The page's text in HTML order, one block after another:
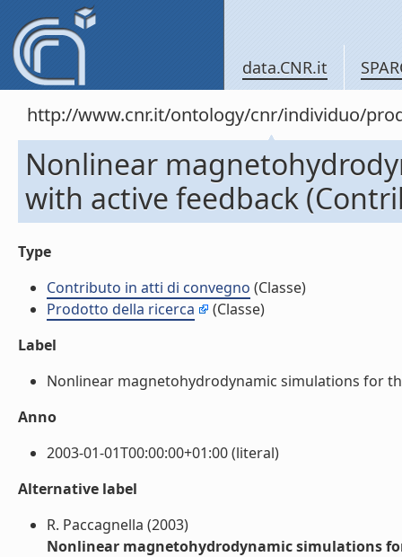
data.CNR.it
http://www.cnr.it/ontology/cnr/individuo/
Nonlinear
with active feedback
Type
Contributo in atti di convegno (Classe)
Prodotto della ricerca
(Classe)
Label
Nonlinear magnetohydrodynamic simulations for
Anno
2003-01-01T00:00:00+01:00 (literal)
Alternative label
R. Paccagnella (2003)
Nonlinear magnetohydrodynamic simulations